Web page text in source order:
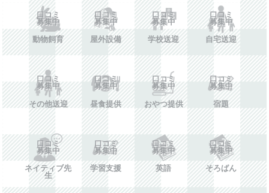
口コミ
募集中
動物飼育
口コミ
募集中
屋外設備
口コミ
募集中
学校送迎
口コミ
募集中
自宅送迎
口コミ
募集中
その他送迎
口コミ
募集中
昼食提供
口コミ
募集中
おやつ提供
口コミ
募集中
宿題
口コミ
募集中
ネイティブ先
生
口コミ
募集中
学習支援
口コミ
募集中
英語
口コミ
募集中
そろばん